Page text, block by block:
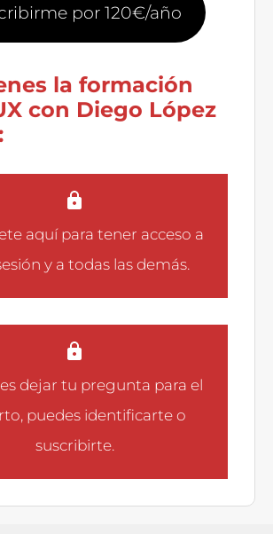
por 120€/año
la formación
con Diego López
aquípara tener acceso a
y a todas las demás.
dejar tu pregunta para el
puedes identificarte o
suscribirte.